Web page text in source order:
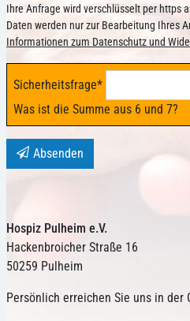
Ihre Anfrage wird verschlüsselt per https
Daten werden nur zur Bearbeitung Ihres
Informationen zum Datenschutz und
Sicherheitsfrage*
Was ist die Summe aus 6 und 7?
Absenden
Hospiz Pulheim e.V.
Hackenbroicher Straße 16
50259 Pulheim
Persönlich erreichen Sie uns in